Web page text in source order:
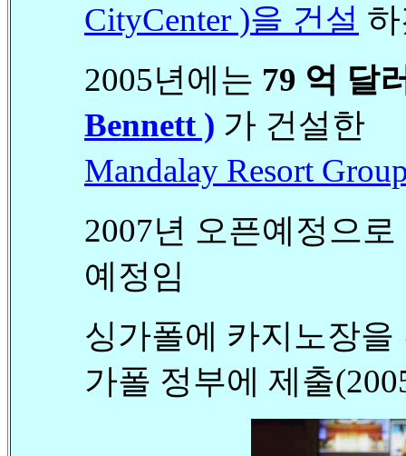
CityCenter )을 건설
2005년에는 79 억 달
Bennett ) 가 건설한
Mandalay Resort
2007년 오픈예정으
예정임
싱가폴에 카지노장
가폴 정부에 제출